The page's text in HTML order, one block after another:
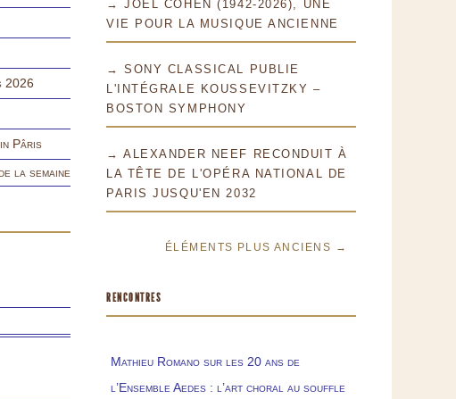
2026
Pâris
la semaine
→ JOEL COHEN (1942-2026), UNE
VIE POUR LA MUSIQUE ANCIENNE
→ SONY CLASSICAL PUBLIE
L'INTÉGRALE KOUSSEVITZKY –
BOSTON SYMPHONY
→ ALEXANDER NEEF RECONDUIT À
LA TÊTE DE L'OPÉRA NATIONAL DE
PARIS JUSQU'EN 2032
ÉLÉMENTS PLUS ANCIENS →
RENCONTRES
Mathieu Romano sur les 20 ans de
l’Ensemble Aedes : l’art choral au souffle